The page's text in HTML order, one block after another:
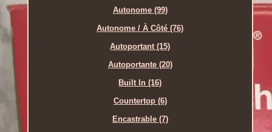
Autonome (99)
Autonome / À Côté (76)
Autoportant (15)
Autoportante (20)
Built In (16)
Countertop (6)
Encastrable (7)